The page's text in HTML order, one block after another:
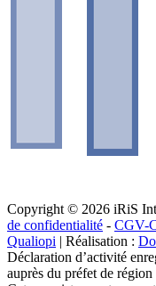
Copyright © 2026 iRiS
de confidentialité - CGV-
Qualiopi | Réalisation :
Déclaration d’activité
auprès du préfet de région